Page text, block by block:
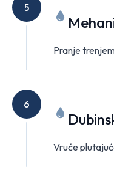
5
Pranje
6
Vruće